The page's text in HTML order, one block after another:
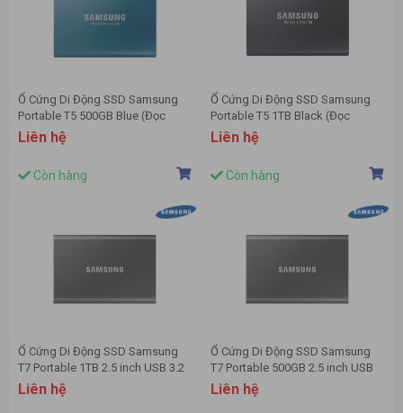
Ổ Cứng Di Động SSD Samsung
Portable T5 500GB Blue (Đọc
540MB/s - Ghi 540MB/s) - (MU-
PA500B/WW)
Liên hệ
Còn hàng
Ổ Cứng Di Động SSD Samsung
Portable T5 1TB Black (Đọc
540MB/s - Ghi 540MB/s) - (MU-
PA1T0B/WW)
Liên hệ
Còn hàng
Ổ Cứng Di Động SSD Samsung
T7 Portable 1TB 2.5 inch USB 3.2
Xám (Đọc 1050MB/s - Ghi
1000MB/s)-(MU-PC1T0T/WW)
Liên hệ
Ổ Cứng Di Động SSD Samsung
T7 Portable 500GB 2.5 inch USB
3.2 Xám (Đọc 1050MB/s - Ghi
1000MB/s)-(MU-PC500T/WW)
Liên hệ